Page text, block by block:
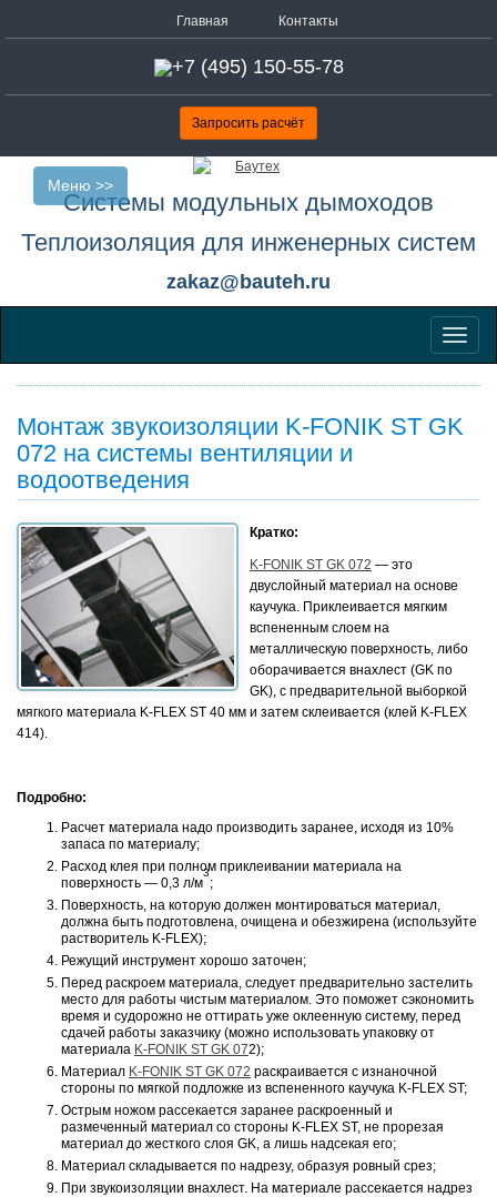
Главная Контакты
+7 (495) 150-55-78
Запросить расчёт
Системы модульных дымоходов
Теплоизоляция для инженерных систем
zakaz@bauteh.ru
Меню
Меню >>
Монтаж звукоизоляции K-FONIK ST GK
072 на системы вентиляции и
водоотведения
Кратко:
K-FONIK ST GK 072 — это
двуслойный материал на основе
каучука. Приклеивается мягким
вспененным слоем на
металлическую поверхность, либо
оборачивается внахлест (GK по
GK), с предварительной выборкой
мягкого материала K-FLEX ST 40 мм и затем склеивается (клей K-FLEX
414).
Подробно:
Расчет материала надо производить заранее, исходя из 10%
запаса по материалу;
Расход клея при полном приклеивании материала на
поверхность — 0,3 л/м
3
;
Поверхность, на которую должен монтироваться материал,
должна быть подготовлена, очищена и обезжирена (используйте
растворитель K-FLEX);
Режущий инструмент хорошо заточен;
Перед раскроем материала, следует предварительно застелить
место для работы чистым материалом. Это поможет сэкономить
время и судорожно не оттирать уже оклеенную систему, перед
сдачей работы заказчику (можно использовать упаковку от
материала K-FONIK ST GK 072);
Материал K-FONIK ST GK 072 раскраивается с изнаночной
стороны по мягкой подложке из вспененного каучука K-FLEX ST;
Острым ножом рассекается заранее раскроенный и
размеченный материал со стороны K-FLEX ST, не прорезая
материал до жесткого слоя GK, а лишь надсекая его;
Материал складывается по надрезу, образуя ровный срез;
При звукоизоляции внахлест. На материале рассекается надрез